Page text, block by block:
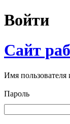
Войти
Сайт
Имя пользователя
Пароль